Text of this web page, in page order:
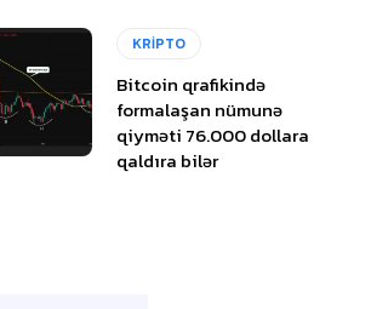
KRİPTO
Bitcoin qrafikində
formalaşan nümunə
qiyməti 76.000 dollara
qaldıra bilər